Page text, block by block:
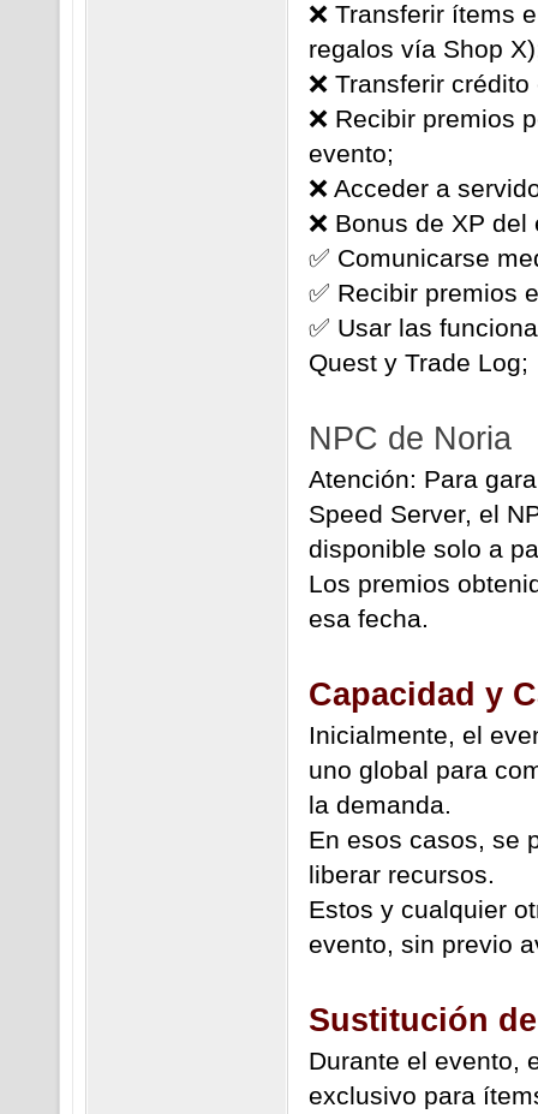
❌ Transferir ítems
regalos vía Shop
❌ Transferir
❌ Recibir premios
evento;
❌ Acceder a
❌ Bonus de XP
✅ Comunicarse
✅ Recibir premios
✅ Usar las
Quest y Trade Log;
NPC de Noria
Atención: Para
Speed Server, el
disponible solo a
Los premios
esa fecha.
Capacidad y
Inicialmente, el
uno global para
la demanda.
En esos casos, se
liberar recursos.
Estos y cualquier
evento, sin previo
Sustitución
Durante el evento,
exclusivo para